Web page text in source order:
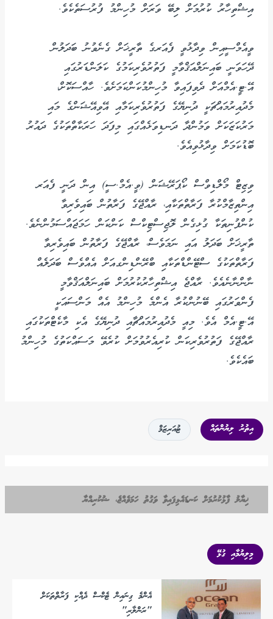
އިޝްތިހާރު ކުރުމަށް ލިބޭ ވަރަށް މުހިންމު ފުރުސަތެކެވެ.
ވީއެމްސީއިން ވިދާޅުވީ ފެއަރގެ ތާރީޚަށް ގެނެވުނު ބަދަލުން
ދޭހަވަނީ ބައިނަލްއަޤްވާމީ ފަތުރުވެރިކަމުގެ ކަލަންޑަރުގައި
އޭ.ޓީ.އެމްއަށް ދެވިފައިވާ މުހިންމުކަންކަމަށެވެ. ހާއްސަކޮށް،
މެދުއިރުމައްޗަކީ ދުނިޔޭގެ ފަތުރުވެރިކަމާއި އޭވިއޭޝަންގެ މައި
މަރުކަޒަކަށް ވަމުންދާ ދަނޑިވަޅެއްގައި މިފަދަ ހަރަކާތްތަކުގެ ދައުރު
ބޮޑުކަމަށް ވިދާޅުވިއެވެ.
ވިޒިޓް މޯލްޑިވްސް ކޯޕަރޭޝަން (ވީ.އެމް.ސީ) އިން ދަނީ ފެއަރ
އިންތިޒާމްކުރާ ފަރާތްތަކާއި، ރާއްޖޭގެ ފަރާތުން ބައިވެރިވާ
ކުންފުނިތަކާ ގުޅިގެން ލޮޖިސްޓިކްސް ކަންކަން ހަމަޖައްސަމުންނެވެ.
ތާރީޚަށް ބަދަލު އައި ނަމަވެސް، ރާއްޖޭގެ ފަރާތުން ބައިވެރިވާ
ފަރާތްތަކުގެ ސްޓޭންޑްތަކާއި ބްރޭންޑިންގއަށް އެއްވެސް ބަދަލެއް
ނާންނާނެއެވެ. ރާއްޖެ އިޝްތިހާރުކުރުމަށް ބައިނަލްއަޤްވާމީ
ފެންވަރުގައި ބޭނުންކުރާ އެންމެ މުހިންމު އެއް މަންސައަކީ
އޭ.ޓީ.އެމް އެވެ. މިއީ މެދުއިރުމައްޗާއި ދުނިޔޭގެ އެކި މާކެޓްތަކުގައި
ރާއްޖޭގެ ފަތުރުވެރިކަން ކުރިއެރުވުމަށް ކުރެވޭ މަސައްކަތުގެ މުހިންމު
ބައެކެވެ.
އިތުރު ލިޔުންތައް ޓުއަރިޒަމް
ޚިޔާލު ފާޅުކުރުމަށް ކަނޑައެޅިފައިވާ ވަގުތު ހަމަވެއްޖެ، ޝުކުރިއްޔާ
މިލިޔުމާއި ގުޅޭ
އެންމެ ގިނައިން ޓެކްސް ދެއްކި ފަރާތްތަކަށް
"ރަންލާރި"